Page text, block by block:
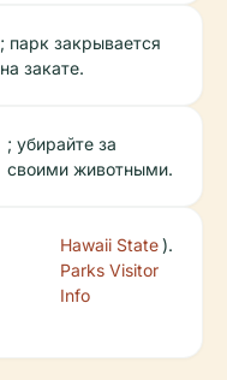
; парк закрывается
на закате.
; убирайте за
своими животными.
Hawaii State
Parks Visitor
Info
).